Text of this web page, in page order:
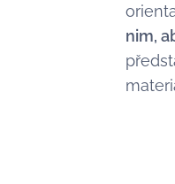
nim,